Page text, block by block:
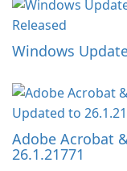
Windows
Adobe Acrobat
26.1.21771